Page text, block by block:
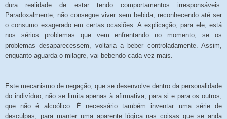
dura realidade de estar tendo comportamentos irresponsáveis.
Paradoxalmente, não consegue viver sem bebida, reconhecendo até ser
o consumo exagerado em certas ocasiões. A explicação, para ele, está
nos sérios problemas que vem enfrentando no momento; se os
problemas desaparecessem, voltaria a beber controladamente. Assim,
enquanto aguarda o milagre, vai bebendo cada vez mais.
Este mecanismo de negação, que se desenvolve dentro da personalidade
do indivíduo, não se limita apenas à afirmativa, para si e para os outros,
que não é alcoólico. É necessário também inventar uma série de
desculpas, para manter uma aparente lógica nas coisas que se anda